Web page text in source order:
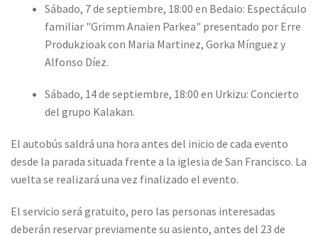
Sábado, 7 de septiembre, 18:00 en Bedaio: Espectáculo
familiar "Grimm Anaien Parkea" presentado por Erre
Produkzioak con Maria Martinez, Gorka Mínguez y
Alfonso Díez.
Sábado, 14 de septiembre, 18:00 en Urkizu: Concierto
del grupo Kalakan.
El autobús saldrá una hora antes del inicio de cada evento
desde la parada situada frente a la iglesia de San Francisco. La
vuelta se realizará una vez finalizado el evento.
El servicio será gratuito, pero las personas interesadas
deberán reservar previamente su asiento, antes del 23 de